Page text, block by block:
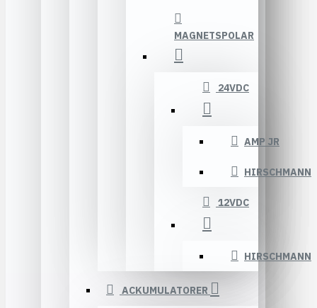
MAGNETSPOLAR
24VDC
AMP JR
HIRSCHMANN
12VDC
HIRSCHMANN
ACKUMULATORER